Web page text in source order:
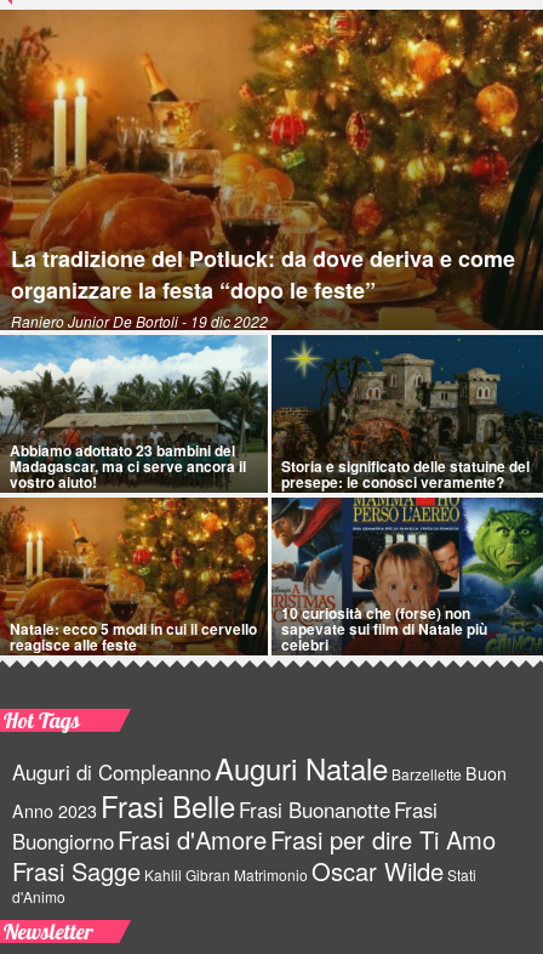
La tradizione del Potluck: da dove deriva e come
organizzare la festa “dopo le feste”
Raniero Junior De Bortoli- 19 dic 2022
Abbiamo adottato 23 bambini del
Madagascar, ma ci serve ancora il
vostro aiuto!
Storia e significato delle statuine del
presepe: le conosci veramente?
Natale: ecco 5 modi in cui il cervello
reagisce alle feste
10 curiosità che (forse) non
sapevate sui film di Natale più
celebri
Hot Tags
Auguri di CompleannoAuguri Natale Barzellette Buon
Anno 2023 Frasi BelleFrasi BuonanotteFrasi
BuongiornoFrasi d'AmoreFrasi per dire Ti Amo
Frasi Sagge Kahlil Gibran Matrimonio Oscar WildeStati
d'Animo
Newsletter